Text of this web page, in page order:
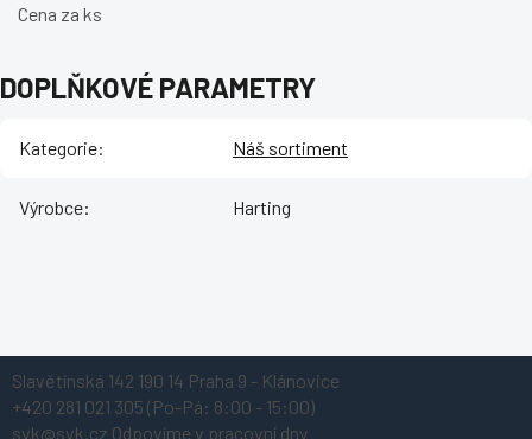
Cena za ks
DOPLŇKOVÉ PARAMETRY
Kategorie: Náš sortiment
Výrobce: Harting
Slavětínská 142 190 14 Praha 9 - Klánovice
+420 281 021 305 (Po-Pá: 8:00 - 15:00)
svk@svk.cz Odpovíme v pracovní dny